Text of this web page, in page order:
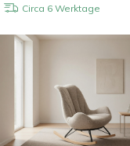
Circa 6 Werktage